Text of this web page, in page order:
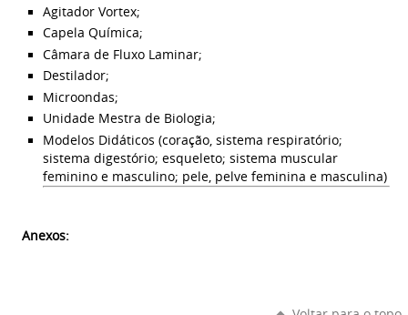
Agitador Vortex;
Capela Química;
Câmara de Fluxo Laminar;
Destilador;
Microondas;
Unidade Mestra de Biologia;
Modelos Didáticos (coração, sistema respiratório;
sistema digestório; esqueleto; sistema muscular
feminino e masculino; pele, pelve feminina e masculina)
Anexos: